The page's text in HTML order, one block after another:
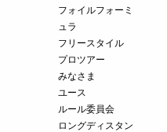
フォイルフォーミ
ュラ
フリースタイル
プロツアー
みなさま
ユース
ルール委員会
ロングディスタン